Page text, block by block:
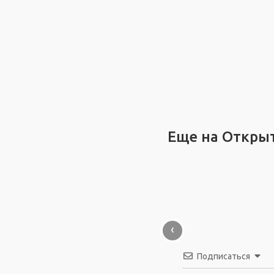
Еще на
‹
Подписаться